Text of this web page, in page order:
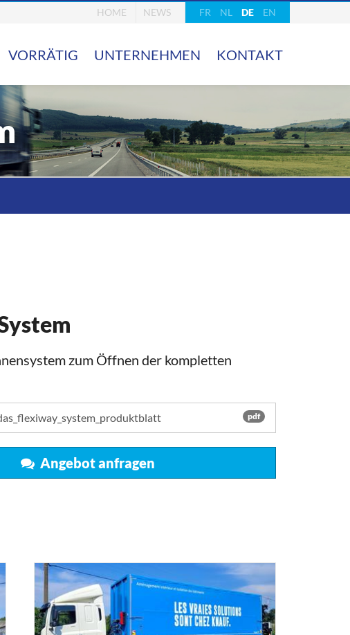
FR NL DE EN
HOME NEWS
VORRÄTIG UNTERNEHMEN KONTAKT
zum Öffnen der kompletten
pdf
Angebot anfragen